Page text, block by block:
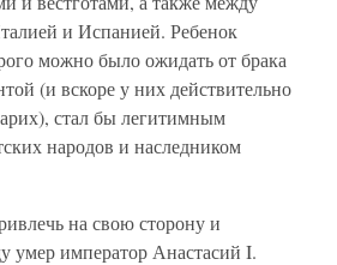
и Испанией. Ребенок
можно было ожидать от брака
(и вскоре у них действительно
стал бы легитимным
народов и наследником
на свою сторону и
умер император Анастасий I.